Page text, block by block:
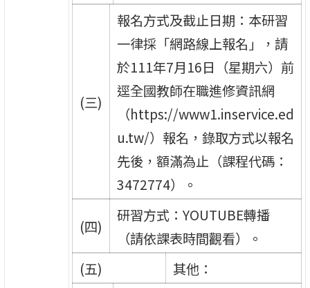
(三)
報名方式及截止日期：本研習
一律採「網路線上報名」，請
於111年7月16日（星期六）前
逕全國教師在職進修資訊網
（https://www1.inservice.ed
u.tw/）報名，錄取方式以報名
先後，額滿為止（課程代碼：
3472774）。
(四)
研習方式：YOUTUBE轉播
（請依課表時間觀看）。
(五)
其他：